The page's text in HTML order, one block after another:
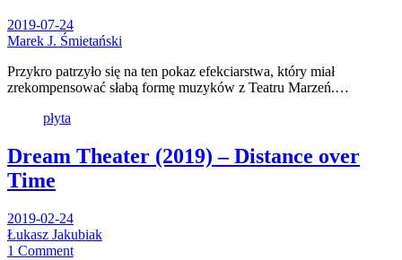
2019-07-24
Marek J. Śmietański
Przykro patrzyło się na ten pokaz efekciarstwa, który miał
zrekompensować słabą formę muzyków z Teatru Marzeń.…
płyta
Dream Theater (2019) – Distance over
Time
2019-02-24
Łukasz Jakubiak
1 Comment